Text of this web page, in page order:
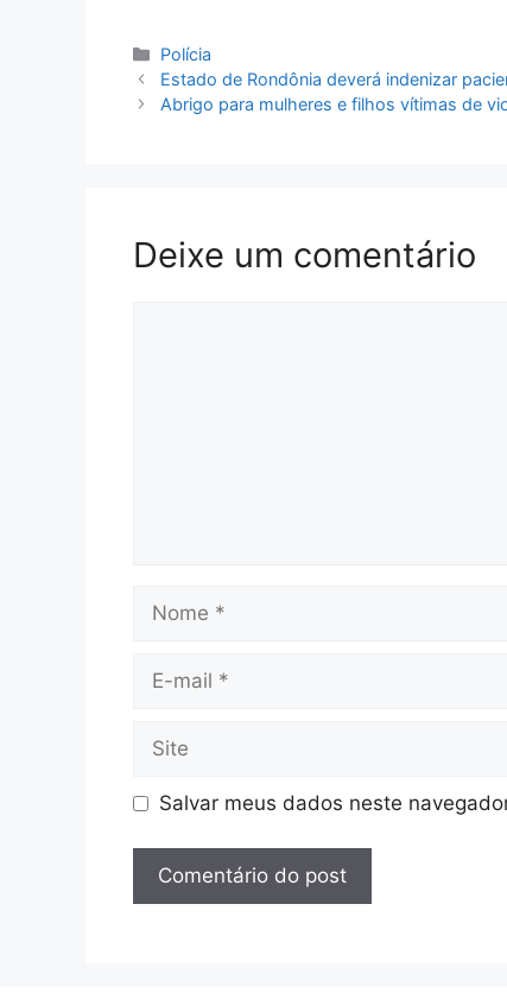
Categorias
Polícia
Estado de Rondônia deverá indenizar
Abrigo para mulheres e filhos vítimas de
Deixe um comentário
mail
Salvar meus dados neste